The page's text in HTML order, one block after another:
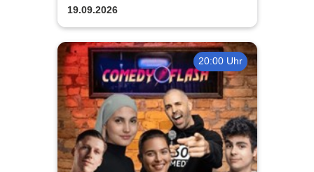
Duette der Strauß Familie
19.09.2026
20:00 Uhr